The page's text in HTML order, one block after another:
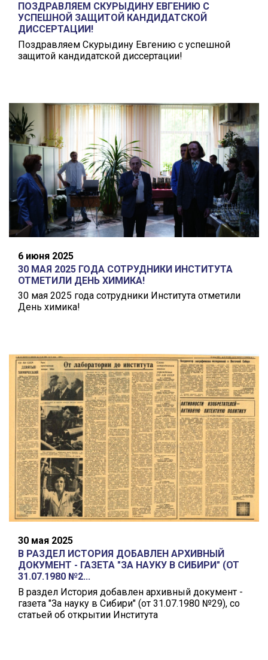
ПОЗДРАВЛЯЕМ СКУРЫДИНУ ЕВГЕНИЮ С
УСПЕШНОЙ ЗАЩИТОЙ КАНДИДАТСКОЙ
ДИССЕРТАЦИИ!
Поздравляем Скурыдину Евгению с успешной
защитой кандидатской диссертации!
6 июня 2025
30 МАЯ 2025 ГОДА СОТРУДНИКИ ИНСТИТУТА
ОТМЕТИЛИ ДЕНЬ ХИМИКА!
30 мая 2025 года сотрудники Института отметили
День химика!
30 мая 2025
В РАЗДЕЛ ИСТОРИЯ ДОБАВЛЕН АРХИВНЫЙ
ДОКУМЕНТ - ГАЗЕТА "ЗА НАУКУ В СИБИРИ" (ОТ
31.07.1980 №2...
В раздел История добавлен архивный документ -
газета "За науку в Сибири" (от 31.07.1980 №29), со
статьей об открытии Института